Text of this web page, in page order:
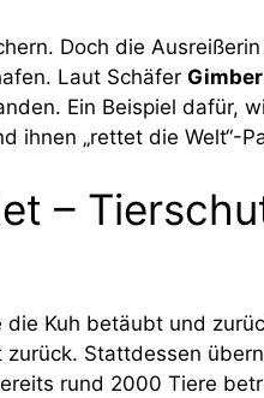
Doch die
Laut Schäfer Gimber
Ein Beispiel dafür,
ihnen „rettet die Welt“-
–
Kuh betäubt und
zurück. Stattdessen
rund 2000 Tiere